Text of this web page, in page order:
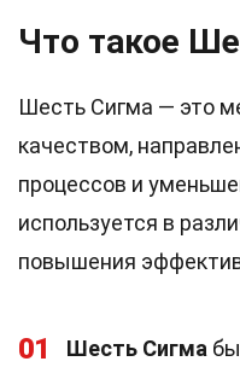
Что такое
Шесть Сигма — это
качеством,
процессов и
используется в
повышения
01 Шесть Сигма